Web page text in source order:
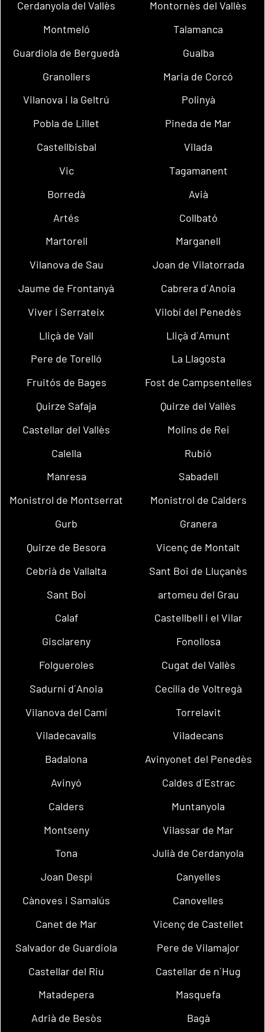
Cerdanyola del Vallès
Montornès del Vallès
Montmeló
Talamanca
Guardiola de Berguedà
Gualba
Granollers
Maria de Corcó
Vilanova i la Geltrú
Polinyà
Pobla de Lillet
Pineda de Mar
Castellbisbal
Vilada
Vic
Tagamanent
Borredà
Avià
Artés
Collbató
Martorell
Marganell
Vilanova de Sau
Joan de Vilatorrada
Jaume de Frontanyà
Cabrera d´Anoia
Viver i Serrateix
Vilobí del Penedès
Lliçà de Vall
Lliçà d´Amunt
Pere de Torelló
La Llagosta
Fruitós de Bages
Fost de Campsentelles
Quirze Safaja
Quirze del Vallès
Castellar del Vallès
Molins de Rei
Calella
Rubió
Manresa
Sabadell
Monistrol de Montserrat
Monistrol de Calders
Gurb
Granera
Quirze de Besora
Vicenç de Montalt
Cebrià de Vallalta
Sant Boi de Lluçanès
Sant Boi
artomeu del Grau
Calaf
Castellbell i el Vilar
Gisclareny
Fonollosa
Folgueroles
Cugat del Vallès
Sadurní d´Anoia
Cecília de Voltregà
Vilanova del Camí
Torrelavit
Viladecavalls
Viladecans
Badalona
Avinyonet del Penedès
Avinyó
Caldes d´Estrac
Calders
Muntanyola
Montseny
Vilassar de Mar
Tona
Julià de Cerdanyola
Joan Despí
Canyelles
Cànoves i Samalús
Canovelles
Canet de Mar
Vicenç de Castellet
Salvador de Guardiola
Pere de Vilamajor
Castellar del Riu
Castellar de n´Hug
Matadepera
Masquefa
Adrià de Besòs
Bagà